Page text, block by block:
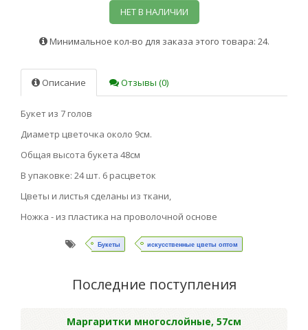
НЕТ В НАЛИЧИИ
Минимальное кол-во для заказа этого товара: 24.
Описание Отзывы (0)
Букет из 7 голов
Диаметр цветочка около 9см.
Общая высота букета 48см
В упаковке: 24 шт. 6 расцветок
Цветы и листья сделаны из ткани,
Ножка - из пластика на проволочной основе
Букеты искусственные цветы оптом
Последние поступления
Маргаритки многослойные, 57см